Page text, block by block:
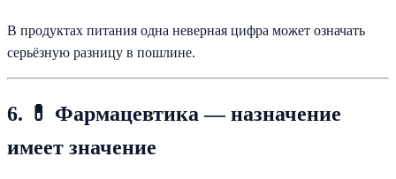
В продуктах питания одна неверная цифра может означать
серьёзную разницу в пошлине.
6. 💊 Фармацевтика — назначение
имеет значение